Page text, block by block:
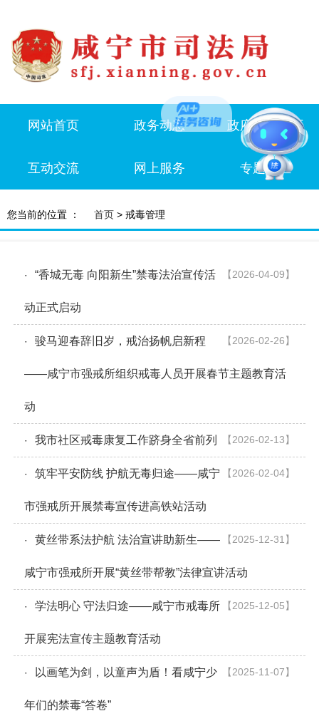
网站首页 政务动态 政府信息公开
互动交流 网上服务 专题专栏
您当前的位置 ： 首页 > 戒毒管理
【2026-04-09】
· “香城无毒 向阳新生”禁毒法治宣传活
动正式启动
【2026-02-26】
· 骏马迎春辞旧岁，戒治扬帆启新程
——咸宁市强戒所组织戒毒人员开展春节主题教育活
动​
【2026-02-13】
· 我市社区戒毒康复工作跻身全省前列
【2026-02-04】
· 筑牢平安防线 护航无毒归途——咸宁
市强戒所开展禁毒宣传进高铁站活动
【2025-12-31】
· 黄丝带系法护航 法治宣讲助新生——
咸宁市强戒所开展“黄丝带帮教”法律宣讲活动
【2025-12-05】
· 学法明心 守法归途——咸宁市戒毒所
开展宪法宣传主题教育活动
【2025-11-07】
· 以画笔为剑，以童声为盾！看咸宁少
年们的禁毒“答卷”